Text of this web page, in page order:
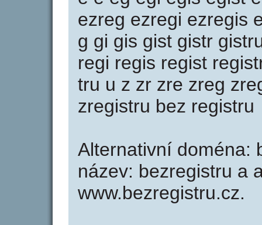
ezreg ezregi ezregis
g gi gis gist gistr
regi regis regist
tru u z zr zre zreg
zregistru bez registru
Alternativní doména:
název: bezregistru a
www.bezregistru.cz.